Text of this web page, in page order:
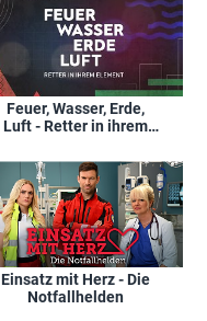
Feuer, Wasser, Erde,
Luft - Retter in ihrem
Einsatz mit Herz - Die
Notfallhelden